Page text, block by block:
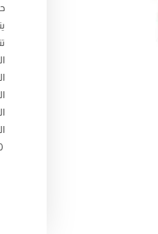
1370 – 1630 وات